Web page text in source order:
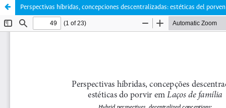
Perspectivas híbridas, concepciones descentralizadas: estéticas del